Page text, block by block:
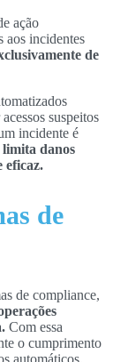
ação
aos incidentes
de
suspeitos
incidente é
limita danos
eficaz.
de
de compliance,
Com essa
o cumprimento
automáticos.